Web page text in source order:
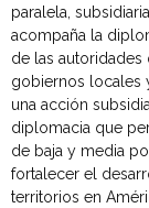
paralela,
acompaña la
de las
gobiernos locales
una acción
diplomacia que
de baja y media
fortalecer el
territorios en